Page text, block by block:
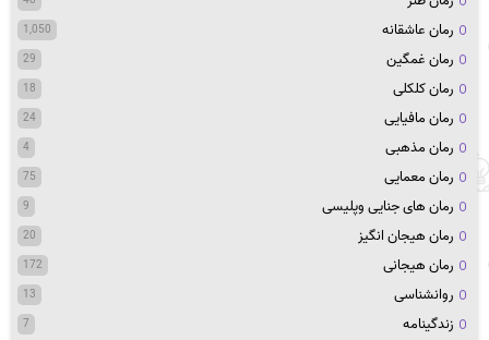
رمان عاشقانه 1,050
رمان غمگین 29
رمان کلکلی 18
رمان مافیایی 24
رمان مذهبی 4
رمان معمایی 75
رمان های جنایی وپلیسی 9
رمان هیجان انگیز 20
رمان هیجانی 172
روانشناسی 13
زندگینامه 7